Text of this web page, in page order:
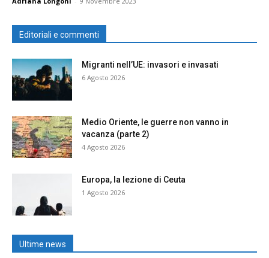
Editoriali e commenti
Migranti nell’UE: invasori e invasati
6 Agosto 2026
Medio Oriente, le guerre non vanno in
vacanza (parte 2)
4 Agosto 2026
Europa, la lezione di Ceuta
1 Agosto 2026
Ultime news